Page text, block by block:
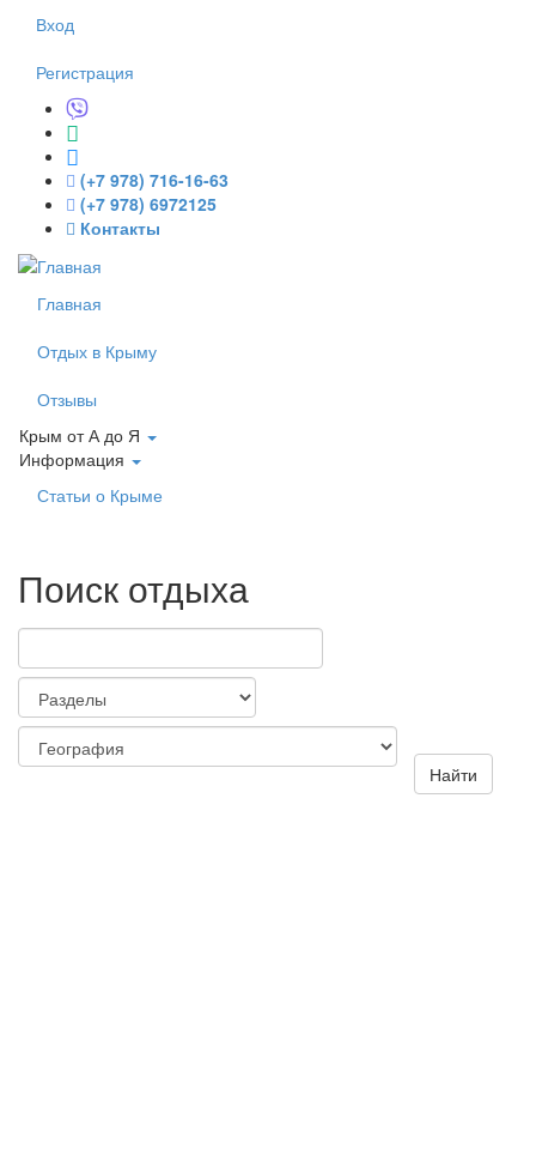
Вход
Регистрация
(+7 978) 716-16-63
(+7 978) 6972125
Контакты
Главная
Отдых в Крыму
Отзывы
Крым от А до Я
Информация
Статьи о Крыме
Поиск отдыха
Найти